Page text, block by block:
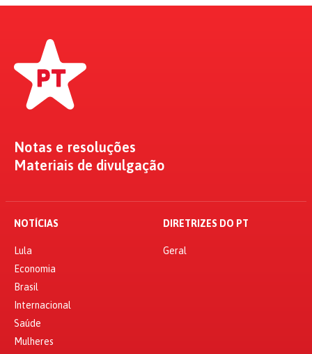
Notas e resoluções
Materiais de divulgação
NOTÍCIAS
Lula
Economia
Brasil
Internacional
Saúde
Mulheres
DIRETRIZES DO PT
Geral